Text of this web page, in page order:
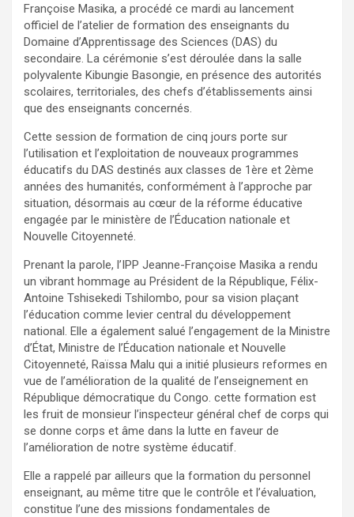
Françoise Masika, a procédé ce mardi au lancement
officiel de l’atelier de formation des enseignants du
Domaine d’Apprentissage des Sciences (DAS) du
secondaire. La cérémonie s’est déroulée dans la salle
polyvalente Kibungie Basongie, en présence des autorités
scolaires, territoriales, des chefs d’établissements ainsi
que des enseignants concernés.
Cette session de formation de cinq jours porte sur
l’utilisation et l’exploitation de nouveaux programmes
éducatifs du DAS destinés aux classes de 1ère et 2ème
années des humanités, conformément à l’approche par
situation, désormais au cœur de la réforme éducative
engagée par le ministère de l’Éducation nationale et
Nouvelle Citoyenneté.
Prenant la parole, l’IPP Jeanne-Françoise Masika a rendu
un vibrant hommage au Président de la République, Félix-
Antoine Tshisekedi Tshilombo, pour sa vision plaçant
l’éducation comme levier central du développement
national. Elle a également salué l’engagement de la Ministre
d’État, Ministre de l’Éducation nationale et Nouvelle
Citoyenneté, Raïssa Malu qui a initié plusieurs reformes en
vue de l’amélioration de la qualité de l’enseignement en
République démocratique du Congo. cette formation est
les fruit de monsieur l’inspecteur général chef de corps qui
se donne corps et âme dans la lutte en faveur de
l’amélioration de notre système éducatif.
Elle a rappelé par ailleurs que la formation du personnel
enseignant, au même titre que le contrôle et l’évaluation,
constitue l’une des missions fondamentales de